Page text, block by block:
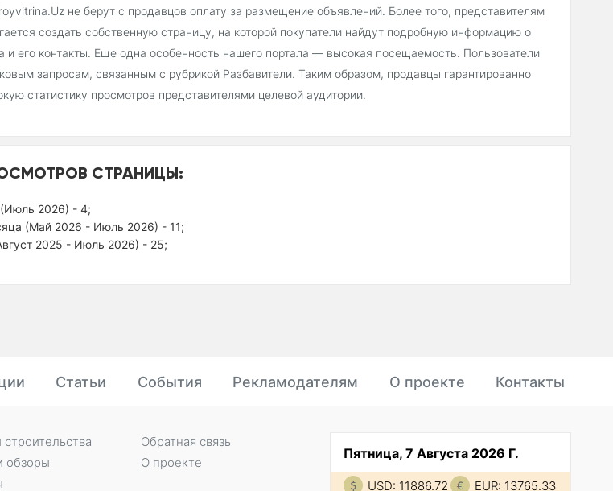
не берут с продавцов оплату за размещение объявлений. Более того, представителям
создать собственную страницу, на которой покупатели найдут подробную информацию о
и его контакты. Еще одна особенность нашего портала — высокая посещаемость. Пользователи
запросам, связанным с рубрикой Разбавители. Таким образом, продавцы гарантированно
статистику просмотров представителями целевой аудитории.
СТРАНИЦЫ:
2026) - 4;
(Май 2026 - Июль 2026) - 11;
2025 - Июль 2026) - 25;
Статьи События Рекламодателям О проекте Контакты
Пятница, 7 Августа 2026 Г.
USD: 11886.72 EUR: 13765.33
обзоры
Обратная связь
О проекте